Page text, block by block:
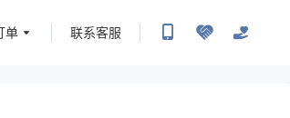
单 联系客服